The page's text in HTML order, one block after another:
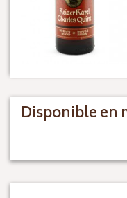
Disponible en